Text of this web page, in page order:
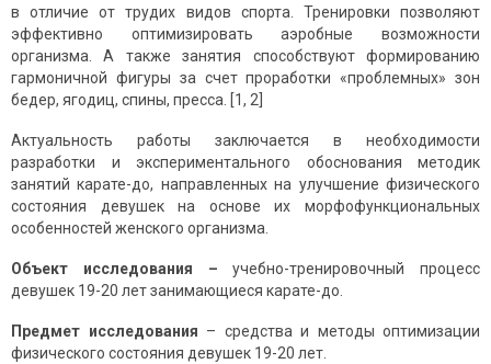
в отличие от трудих видов спорта. Тренировки позволяют
эффективно оптимизировать аэробные возможности
организма. А также занятия способствуют формированию
гармоничной фигуры за счет проработки «проблемных» зон
бедер, ягодиц, спины, пресса. [1, 2]
Актуальность работы заключается в необходимости
разработки и экспериментального обоснования методик
занятий карате-до, направленных на улучшение физического
состояния девушек на основе их морфофункциональных
особенностей женского организма.
Объект исследования –учебно-тренировочный процесс
девушек 19-20 лет занимающиеся карате-до.
Предмет исследования – средства и методы оптимизации
физического состояния девушек 19-20 лет.